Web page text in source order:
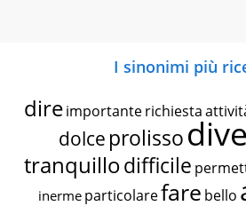
I sinonimi più
dire importante richiesta
dolce prolisso
tranquillodifficile
inerme particolarefare bello